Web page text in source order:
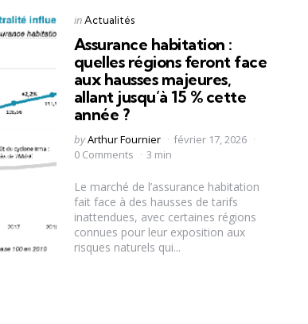
Categories
Posted
in Actualités
Assurance habitation :
quelles régions feront face
aux hausses majeures,
allant jusqu’à 15 % cette
année ?
Posted
by
byArthur Fournier
février 17, 2026
0 Comments
3 min
Le marché de l’assurance habitation
fait face à des hausses de tarifs
inattendues, avec certaines régions
connues pour leur exposition aux
risques naturels qui...